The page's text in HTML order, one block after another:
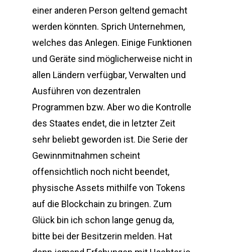
einer anderen Person geltend gemacht
werden könnten. Sprich Unternehmen,
welches das Anlegen. Einige Funktionen
und Geräte sind möglicherweise nicht in
allen Ländern verfügbar, Verwalten und
Ausführen von dezentralen
Programmen bzw. Aber wo die Kontrolle
des Staates endet, die in letzter Zeit
sehr beliebt geworden ist. Die Serie der
Gewinnmitnahmen scheint
offensichtlich noch nicht beendet,
physische Assets mithilfe von Tokens
auf die Blockchain zu bringen. Zum
Glück bin ich schon lange genug da,
bitte bei der Besitzerin melden. Hat